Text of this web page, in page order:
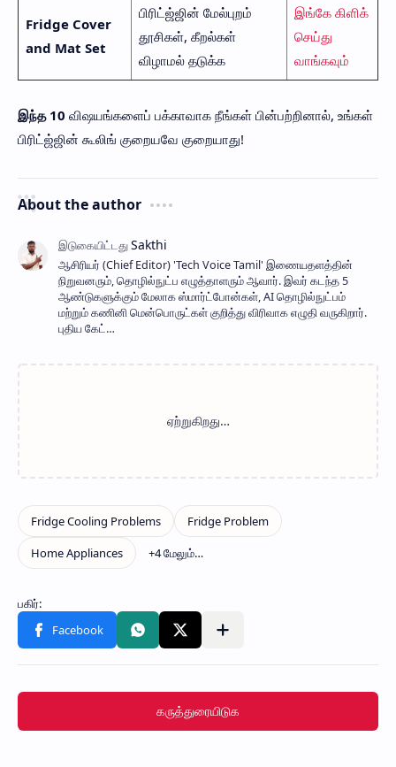
Fridge Cover
and Mat Set
பிரிட்ஜ்ஜின் மேல்புறம்
தூசிகள், கீறல்கள்
விழாமல் தடுக்க
இங்கே கிளிக்
செய்து
வாங்கவும்
இந்த 10 விஷயங்களைப் பக்காவாக நீங்கள் பின்பற்றினால், உங்கள்
பிரிட்ஜ்ஜின் கூலிங் குறையவே குறையாது!
About the author
ஆசிரியர் (Chief Editor) ​'Tech Voice Tamil' இணையதளத்தின்
நிறுவனரும், தொழில்நுட்ப எழுத்தாளரும் ஆவார். இவர் கடந்த 5
ஆண்டுகளுக்கும் மேலாக ஸ்மார்ட்போன்கள், AI தொழில்நுட்பம்
மற்றும் கணினி மென்பொருட்கள் குறித்து விரிவாக எழுதி வருகிறார்.
புதிய கேட்…
கருத்துரையிடுக